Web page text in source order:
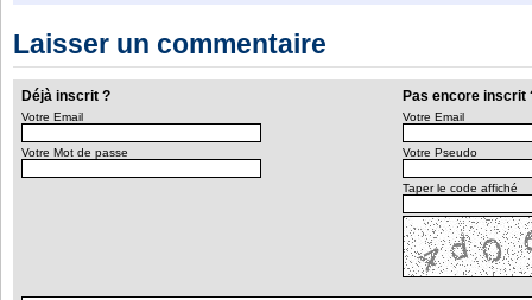
Laisser un commentaire
Déjà inscrit ? Pas encore inscrit
Votre Email
Votre Mot de passe
Votre Email
Votre Pseudo
Taper le code affiché